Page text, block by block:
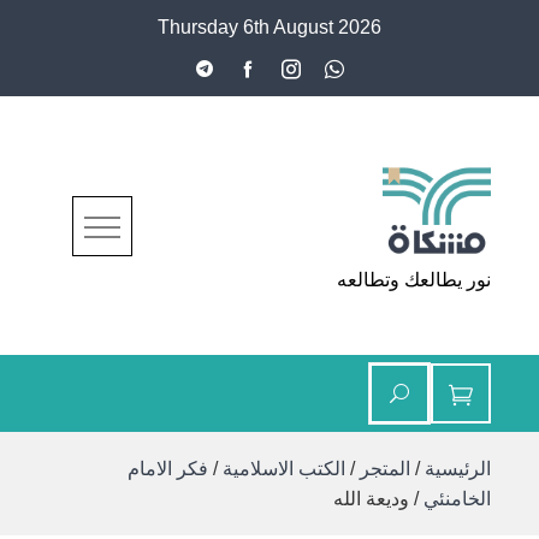
Thursday 6th August 2026
مشكاة
نور يطالعك وتطالعه
الرئيسية / المتجر / الكتب الاسلامية / فكر الامام
الخامنئي / وديعة الله